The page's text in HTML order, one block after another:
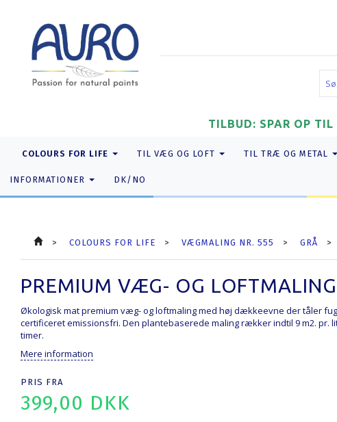
TILBUD: SPAR OP
COLOURS FOR LIFE TIL VÆG OG LOFT TIL TRÆ OG METAL
INFORMATIONER DK/NO
COLOURS FOR LIFE VÆGMALING NR. 555 GRÅ
PREMIUM VÆG- OG
Økologisk mat premium væg- og loftmaling med høj dækkeevne der tåler
certificeret emissionsfri. Den plantebaserede maling rækker indtil 9 m2. pr.
timer.
Mere information
PRIS FRA
399,00 DKK